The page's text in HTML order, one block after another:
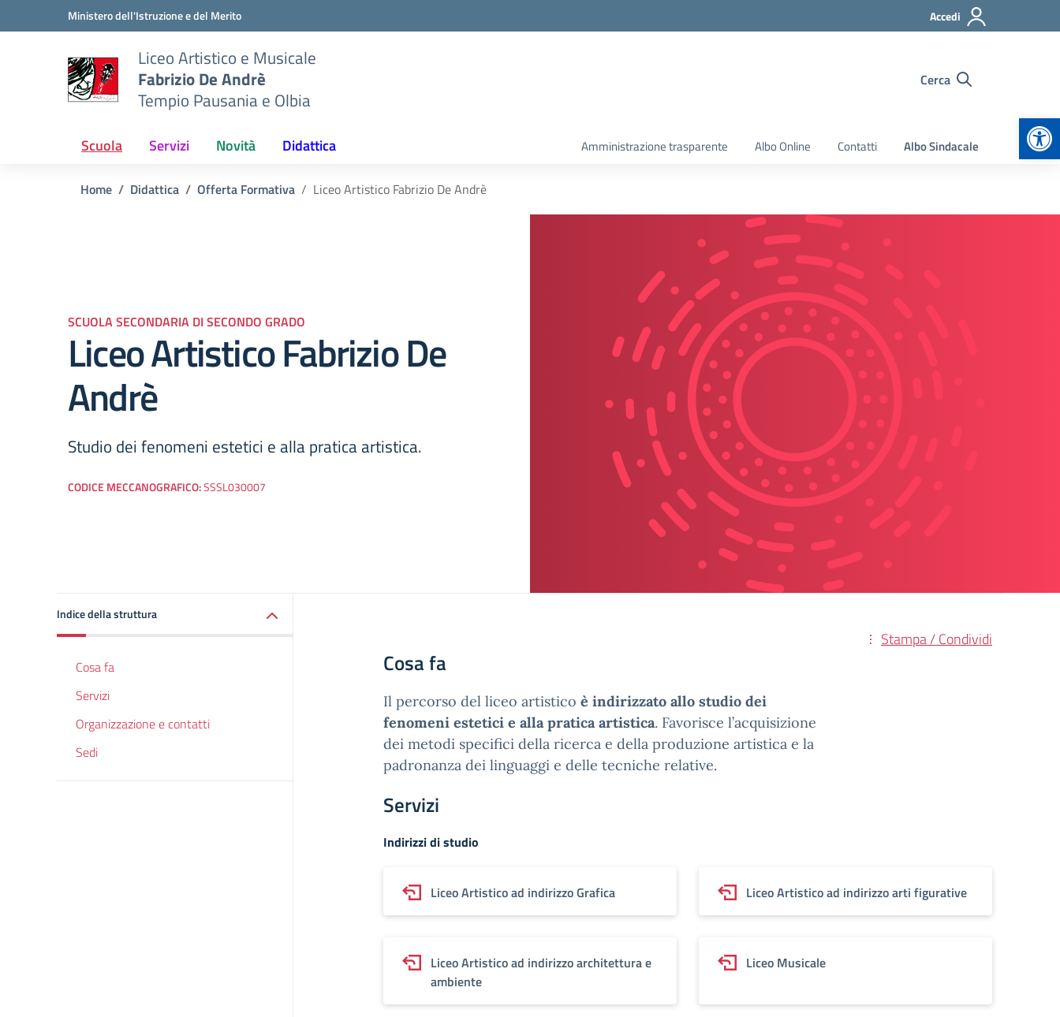
Vai ai contenuti
Vai al menu di navigazioneMinistero dell'Istruzione e del Merito Accedi
Liceo Artistico e Musicale
Fabrizio De Andrè
Tempio Pausania e Olbia
Cerca
Scuola Servizi Novità Didattica Amministrazione trasparente Albo Online Contatti Albo Sindacale
Home Didattica Offerta Formativa Liceo Artistico Fabrizio De Andrè
SCUOLA SECONDARIA DI SECONDO GRADO
Liceo Artistico Fabrizio De
Andrè
Studio dei fenomeni estetici e alla pratica artistica.
CODICE MECCANOGRAFICO:SSSL030007
Indice della struttura
Cosa fa
Servizi
Organizzazione e contatti
Sedi
Stampa / Condividi
Cosa fa
Il percorso del liceo artistico è indirizzato allo studio dei
fenomeni estetici e alla pratica artistica. Favorisce l’acquisizione
dei metodi specifici della ricerca e della produzione artistica e la
padronanza dei linguaggi e delle tecniche relative.
Servizi
Indirizzi di studio
Liceo Artistico ad indirizzo Grafica Liceo Artistico ad indirizzo arti figurative
Liceo Artistico ad indirizzo architettura e
ambiente
Liceo Musicale